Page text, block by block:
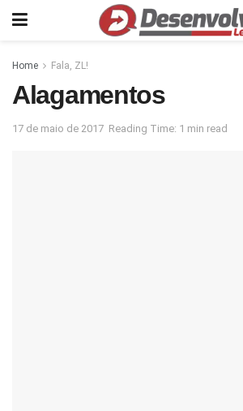
Home Fala, ZL!
Alagamentos
17 de maio de 2017 Reading Time: 1 min read